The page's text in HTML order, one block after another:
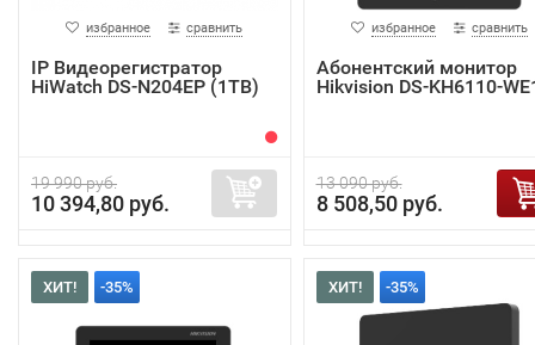
избранное сравнить
IP Видеорегистратор
HiWatch DS-N204EP (1TB)
19 990 руб.
10 394,80 руб.
избранное сравнить
Абонентский монитор
Hikvision DS-KH6110-
13 090 руб.
8 508,50 руб.
ХИТ! -35% ХИТ! -35%